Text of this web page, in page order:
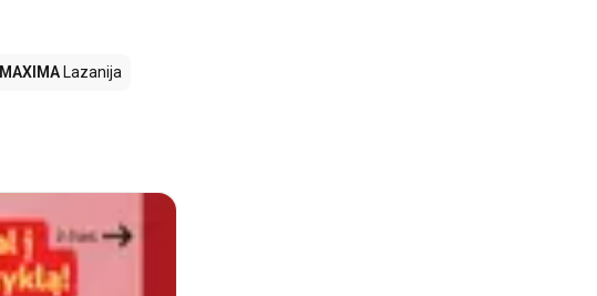
MAXIMA Lazanija